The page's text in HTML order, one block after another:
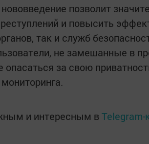
позволит
и повысить
так и служб
не замешанные в
опасаться за свою
и интересным в Telegram-